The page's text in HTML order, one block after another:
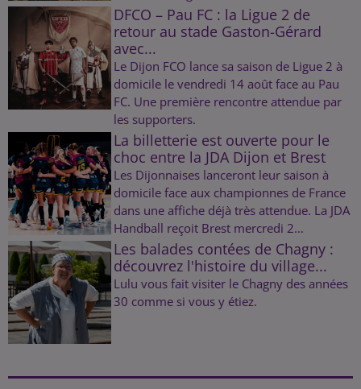
DFCO – Pau FC : la Ligue 2 de
retour au stade Gaston-Gérard
avec...
Le Dijon FCO lance sa saison de Ligue 2 à
domicile le vendredi 14 août face au Pau
FC. Une première rencontre attendue par
les supporters.
La billetterie est ouverte pour le
choc entre la JDA Dijon et Brest
Les Dijonnaises lanceront leur saison à
domicile face aux championnes de France
dans une affiche déjà très attendue. La JDA
Handball reçoit Brest mercredi 2...
Les balades contées de Chagny :
découvrez l'histoire du village...
Lulu vous fait visiter le Chagny des années
30 comme si vous y étiez.